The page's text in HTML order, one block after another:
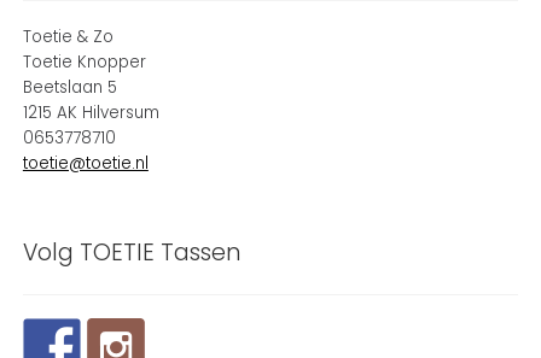
Toetie & Zo
Toetie Knopper
Beetslaan 5
1215 AK Hilversum
0653778710
toetie@toetie.nl
Volg TOETIE Tassen